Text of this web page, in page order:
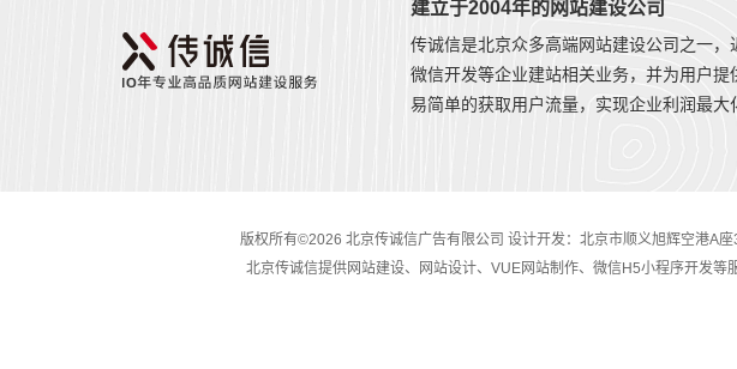
建立于2004年的网站建设公司
传诚信是北京众多高端网站建设公司之一
微信开发等企业建站相关业务，并为用户
易简单的获取用户流量，实现企业利润最大
版权所有©2026 北京传诚信广告有限公司 设计开发：北京市顺义旭辉空港
北京传诚信提供网站建设、网站设计、VUE网站制作、微信H5小程序开发等